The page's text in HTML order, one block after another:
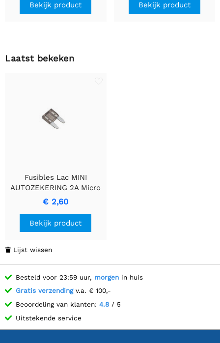
Bekijk product Bekijk product
Laatst bekeken
Fusibles Lac MINI
AUTOZEKERING 2A Micro
Autozekering
€ 2,60
Bekijk product
 Lijst wissen
Besteld voor 23:59 uur, morgen in huis
Gratis verzendingv.a. € 100,-
Beoordeling van klanten: 4.8 / 5
Uitstekende service